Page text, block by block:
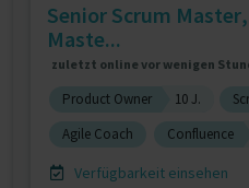
Senior Scrum
Maste...
zuletzt online vor wenigen
Product Owner 10 J.
Agile Coach
Confluence
Verfügbarkeit einsehen